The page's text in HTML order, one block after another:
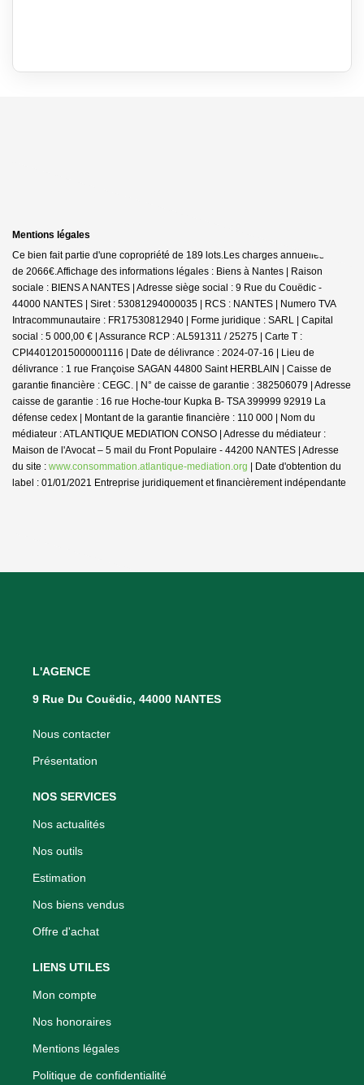
Mentions légales
Ce bien fait partie d'une copropriété de 189 lots.Les charges annuelles sont
de 2066€.Affichage des informations légales : Biens à Nantes | Raison
sociale : BIENS A NANTES | Adresse siège social : 9 Rue du Couëdic -
44000 NANTES | Siret : 53081294000035 | RCS : NANTES | Numero TVA
Intracommunautaire : FR17530812940 | Forme juridique : SARL | Capital
social : 5 000,00 € | Assurance RCP : AL591311 / 25275 | Carte T :
CPI44012015000001116 | Date de délivrance : 2024-07-16 | Lieu de
délivrance : 1 rue Françoise SAGAN 44800 Saint HERBLAIN | Caisse de
garantie financière : CEGC. | N° de caisse de garantie : 382506079 | Adresse
caisse de garantie : 16 rue Hoche-tour Kupka B- TSA 399999 92919 La
défense cedex | Montant de la garantie financière : 110 000 | Nom du
médiateur : ATLANTIQUE MEDIATION CONSO | Adresse du médiateur :
Maison de l'Avocat – 5 mail du Front Populaire - 44200 NANTES | Adresse
du site : www.consommation.atlantique-mediation.org | Date d'obtention du
label : 01/01/2021 Entreprise juridiquement et financièrement indépendante
L'AGENCE
9 Rue Du Couëdic, 44000 NANTES
Nous contacter
Présentation
NOS SERVICES
Nos actualités
Nos outils
Estimation
Nos biens vendus
Offre d'achat
LIENS UTILES
Mon compte
Nos honoraires
Mentions légales
Politique de confidentialité